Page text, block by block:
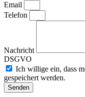
Email
Telefon
Nachricht
DSGVO
Ich willige ein, dass
gespeichert werden.
Senden